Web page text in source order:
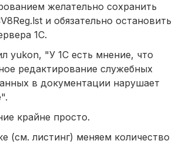
желательно сохранить
и обязательно остановить
1С.
yukon, "У 1С есть мнение, что
редактирование служебных
в документации нарушает
крайне просто.
(см. листинг) меняем количество